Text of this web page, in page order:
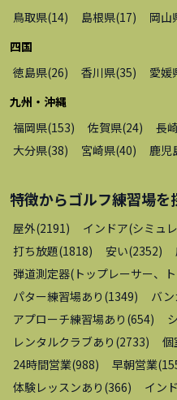
鳥取県(14) 島根県(17) 岡山
四国
徳島県(26) 香川県(35) 愛媛
九州・沖縄
福岡県(153) 佐賀県(24) 長
大分県(38) 宮崎県(40) 鹿児
特徴からゴルフ練習場を
屋外(2191 ) インドア(シミュ
打ち放題(1818) 安い(2352)
弾道測定器(トップレーサー、
パター練習場あり (1349) バ
アプローチ練習場あり (654)
レンタルクラブあり (2733) 個
24時間営業(988) 早朝営業(
体験レッスンあり (366) イン